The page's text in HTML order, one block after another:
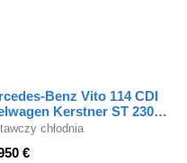
Benz Vito 114 CDI
Kerstner ST 230V
Euro 6
€
chłodnia